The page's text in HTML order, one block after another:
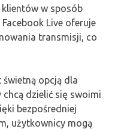
w sposób
Live oferuje
transmisji, co
świetną opcją dla
dzielić się swoimi
bezpośredniej
użytkownicy mogą